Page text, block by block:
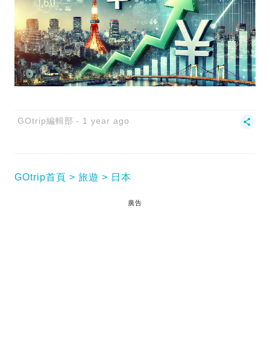
GOtrip編輯部 1 year ago
GOtrip首頁 旅遊 日本
廣告